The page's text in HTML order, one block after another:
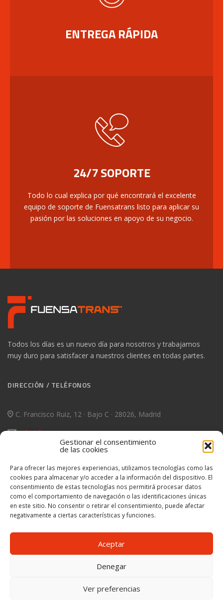
Gestionar el consentimiento
de las cookies
Para ofrecer las mejores experiencias, utilizamos tecnologías como las
cookies para almacenar y/o acceder a la información del dispositivo. El
consentimiento de estas tecnologías nos permitirá procesar datos
como el comportamiento de navegación o las identificaciones únicas
en este sitio. No consentir o retirar el consentimiento, puede afectar
negativamente a ciertas características y funciones.
Aceptar
Denegar
Ver preferencias
ENTREGA RÁPIDA
24/7 SOPORTE
Todo lo cual explica por qué encontrará el excelente
equipo de soporte de Fuensatrans listo para aplicar su
pasión por las soluciones en apoyo de su negocio.
Todos los días es un nuevo día para nosotros y trabajamos
muy duro para satisfacer a nuestros clientes en todas partes.
DIRECCIÓN / TELÉFONOS
C. Francisco Ruiz, 12 · Bajo C · 28026, Madrid
info@fuensatrans.es
T. 630980257/56
INFORMACIÓN LEGAL
Política de Privacidad
Política de cookies (UE)
NonCommercial-ShareAlike 4.0 International License
Fuensatrans, S.L · Diseño y Programación